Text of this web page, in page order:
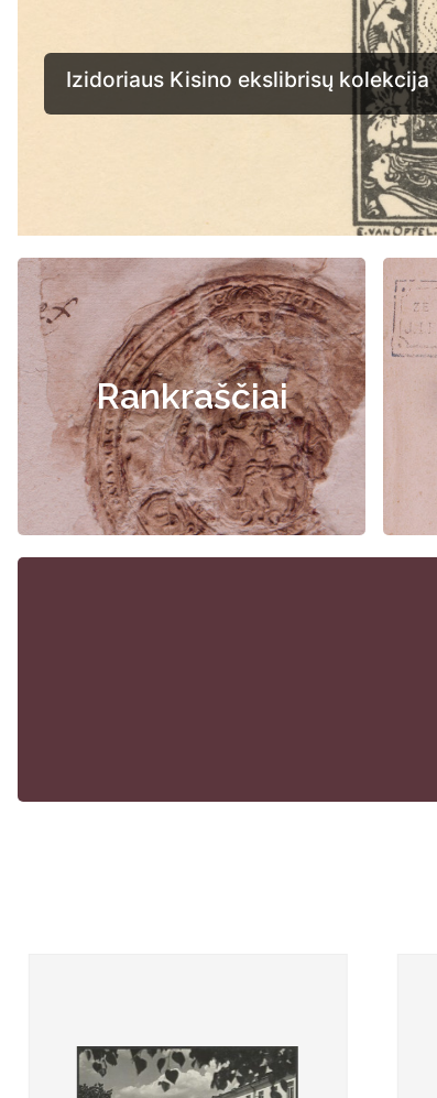
Rankraščiai